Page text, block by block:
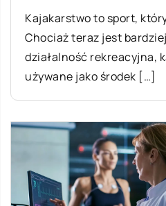
Kajakarstwo to sport,
Chociaż teraz jest
działalność rekreacyjna,
używane jako środek […]